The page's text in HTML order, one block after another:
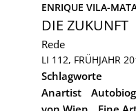
ENRIQUE VILA-
DIE ZUKUNFT
Rede
LI 112, FRÜHJAHR
Schlagworte
Anartist